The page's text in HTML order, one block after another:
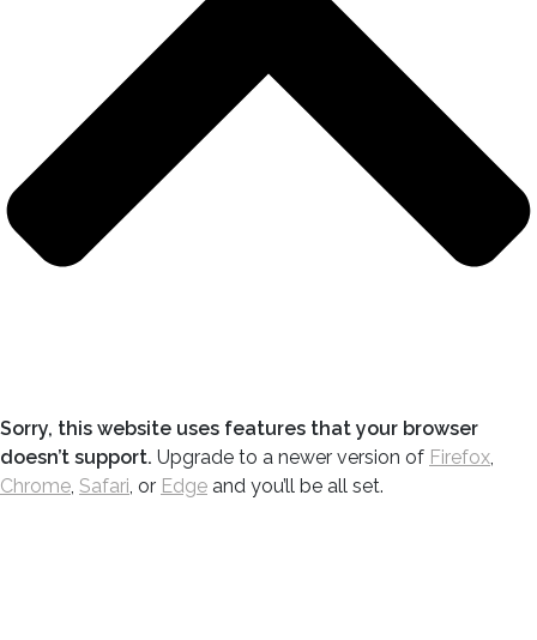
Sorry, this website uses features that your browser
doesn’t support. Upgrade to a newer version of Firefox,
Chrome, Safari, or Edge and you’ll be all set.